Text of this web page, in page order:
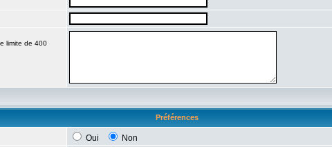
limite de 400
Préférences
Oui
Non